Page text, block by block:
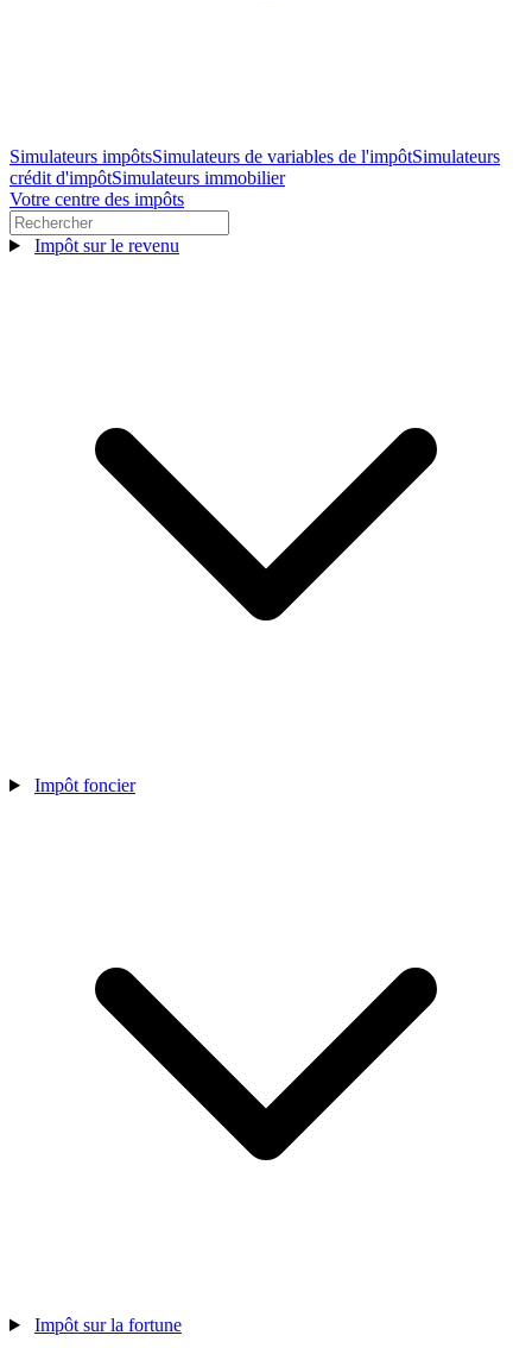
Simulateurs impôtsSimulateurs de variables de l'impôtSimulateurs
crédit d'impôtSimulateurs immobilier
Votre centre des impôts
Impôt sur le revenu
Impôt foncier
Impôt sur la fortune